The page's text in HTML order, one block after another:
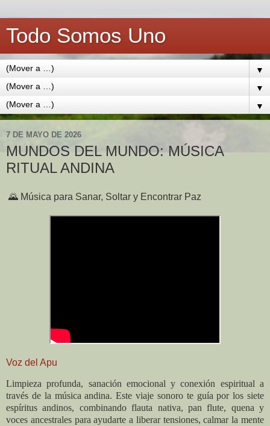
Todo Somos Uno
▼
▼
▼
7 DE MAYO DE 2026
MUNDOS DEL MUNDO: MÚSICA
RITUAL ANDINA
🌄 Música para Sanar, Soltar y Encontrar Paz
Voz del Apu
Limpieza profunda, sanación emocional y conexión espiritual a
través de la música andina. Este viaje sonoro te guía por los siete
espíritus andinos, combinando flauta nativa, pan flute, quena y
voces ancestrales para ayudarte a liberar tensiones, calmar la mente